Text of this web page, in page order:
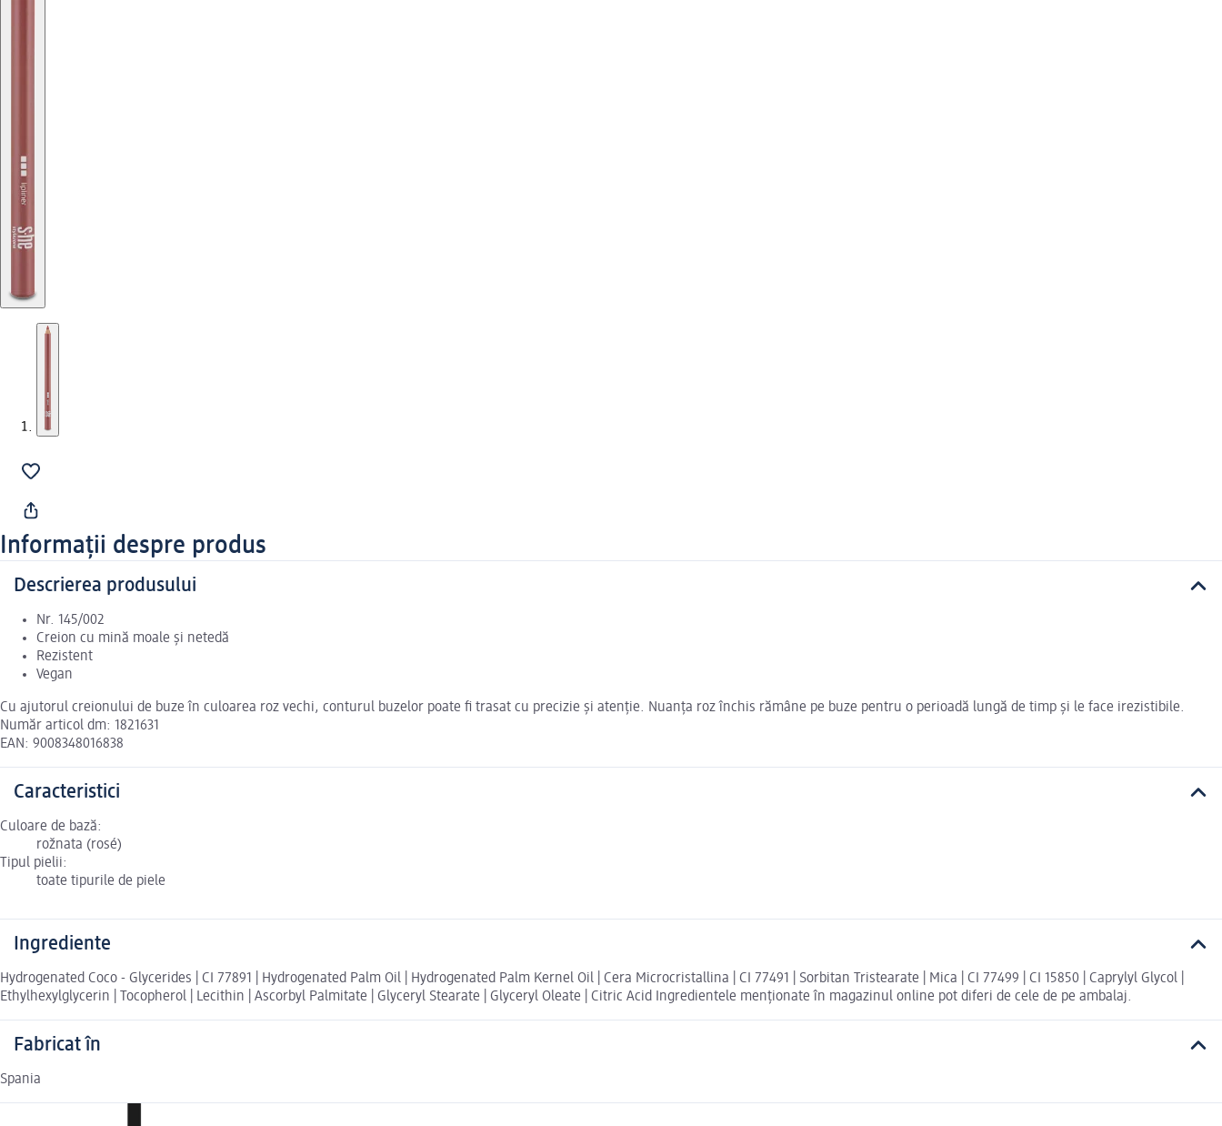
Informații despre produs
Descrierea produsului
Nr. 145/002
Creion cu mină moale și netedă
Rezistent
Vegan
Cu ajutorul creionului de buze în culoarea roz vechi, conturul buzelor poate fi trasat cu precizie și atenție. Nuanța roz închis rămâne pe buze pentru o perioadă lungă de timp și le face irezistibile.
Număr articol dm: 1821631
EAN: 9008348016838
Caracteristici
Culoare de bază:
rožnata (rosé)
Tipul pielii:
toate tipurile de piele
Ingrediente
Hydrogenated Coco - Glycerides | CI 77891 | Hydrogenated Palm Oil | Hydrogenated Palm Kernel Oil | Cera Microcristallina | CI 77491 | Sorbitan Tristearate | Mica | CI 77499 | CI 15850 | Caprylyl Glycol |
Ethylhexylglycerin | Tocopherol | Lecithin | Ascorbyl Palmitate | Glyceryl Stearate | Glyceryl Oleate | Citric Acid Ingredientele menționate în magazinul online pot diferi de cele de pe ambalaj.
Fabricat în
Spania